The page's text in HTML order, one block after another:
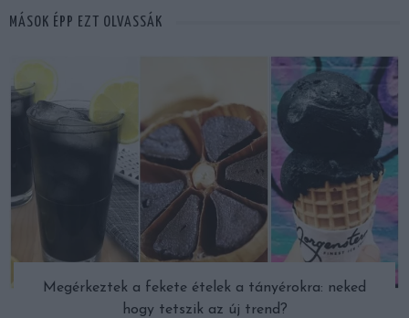
MÁSOK ÉPP EZT OLVASSÁK
Megérkeztek a fekete ételek a tányérokra: neked
hogy tetszik az új trend?